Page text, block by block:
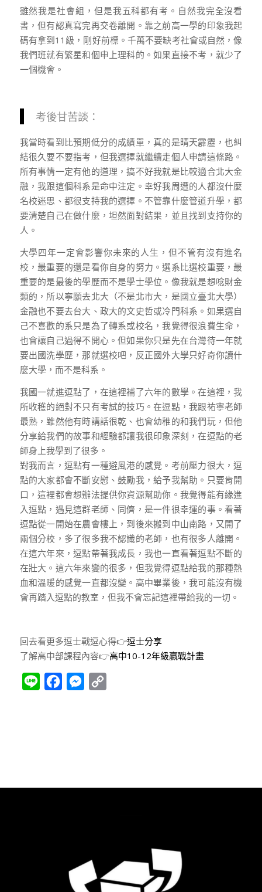
雖然我是社會組，但是我五科都有考。自然我完全沒看
書，但有認真寫完再交卷離開。靠之前高一學的印象我起
碼有拿到11級，剛好前標。千萬不要缺考社會或自然，像
我們班就有繁星和個申上理科的。如果直接不考，就少了
一個機會。
考後甘苦談：
我當時看到比預期低分的成績單，真的是晴天霹靂，也糾
結很久要不要指考，但我選擇就繼續走個人申請這條路。
所有事情一定有他的道理，搞不好我就是比較適合北大金
融，我跟這個科系是命中注定。幸好我周遭的人都沒什麼
名校迷思、都很支持我的選擇。不管靠什麼管道升學，都
要清楚自己在做什麼，坦然面對結果，並且找到支持你的
人。
大學四年一定會影響你未來的人生，但不管有沒有進名
校，最重要的還是看你自身的努力。選系比選校重要，最
重要的是最後的學歷而不是學士學位。像我就是想唸財金
類的，所以寧願去北大（不是北市大，是國立臺北大學）
金融也不要去台大、政大的文史哲或冷門科系。如果選自
己不喜歡的系只是為了轉系或校名，我覺得很浪費生命，
也會讓自己過得不開心。但如果你只是先在台灣待一年就
要出國洗學歷，那就選校吧，反正國外大學只好奇你讀什
麼大學，而不是科系。
我國一就進逗點了，在這裡補了六年的數學。在這裡，我
所收穫的絕對不只有考試的技巧。在逗點，我跟祐寧老師
最熟，雖然他有時講話很乾、也會幼稚的和我們玩，但他
分享給我們的故事和經驗都讓我很印象深刻，在逗點的老
師身上我學到了很多。
對我而言，逗點有一種避風港的感覺。考前壓力很大，逗
點的大家都會不斷安慰、鼓勵我，給予我幫助。只要肯開
口，這裡都會想辦法提供你資源幫助你。我覺得能有緣進
入逗點，遇見這群老師、同儕，是一件很幸運的事。看著
逗點從一開始在農會樓上，到後來搬到中山南路，又開了
兩個分校，多了很多我不認識的老師，也有很多人離開。
在這六年來，逗點帶著我成長，我也一直看著逗點不斷的
在壯大。這六年來變的很多，但我覺得逗點給我的那種熱
血和溫暖的感覺一直都沒變。高中畢業後，我可能沒有機
會再踏入逗點的教室，但我不會忘記這裡帶給我的一切。
回去看更多逗士戰逗心得👉逗士分享
了解高中部課程內容👉高中10-12年級贏戰計畫
Line FacebookMessenger